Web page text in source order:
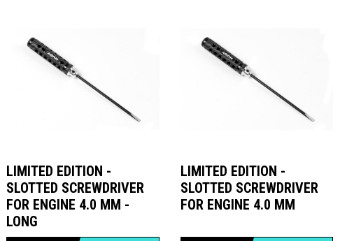
LIMITED EDITION -
SLOTTED SCREWDRIVER
FOR ENGINE 4.0 MM -
LONG
LIMITED EDITION -
SLOTTED SCREWDRIVER
FOR ENGINE 4.0 MM